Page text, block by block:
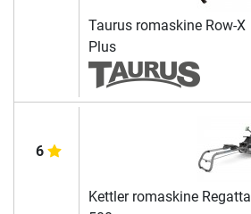
Taurus romaskine Row-X
Plus
6
Kettler romaskine Regatta